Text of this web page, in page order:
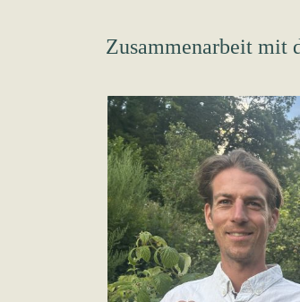
Zusammenarbeit mit